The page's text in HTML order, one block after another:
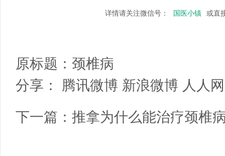
详情请关注微信号： 国医小镇 或直
原标题： 颈椎病
分享：
腾讯微博 新浪微博 人人网
下一篇： 推拿为什么能治疗颈椎